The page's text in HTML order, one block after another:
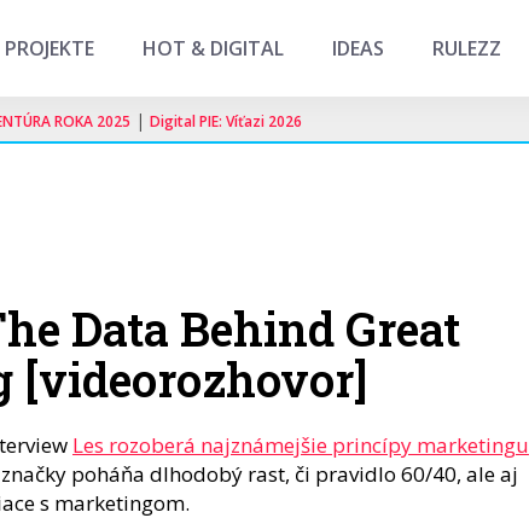
HOT & DIGITAL IDEAS RULEZZ
ROKA 2025 | Digital PIE: Víťazi 2026
Data Behind Great
[videorozhovor]
Les rozoberá najznámejšie princípy marketingu
poháňa dlhodobý rast, či pravidlo 60/40, ale aj
s marketingom.